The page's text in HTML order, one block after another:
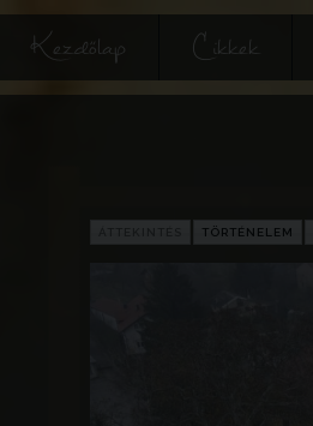
Kezdőlap Cikkek
TÖRTÉNELEM